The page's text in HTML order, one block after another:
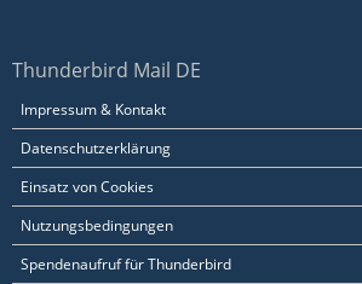
Thunderbird Mail DE
Impressum & Kontakt
Datenschutzerklärung
Einsatz von Cookies
Nutzungsbedingungen
Spendenaufruf für Thunderbird